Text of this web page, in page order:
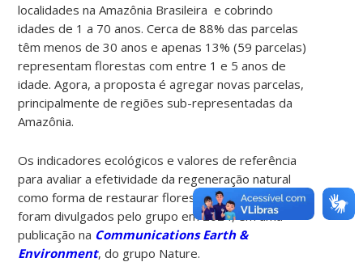
localidades na Amazônia Brasileira e cobrindo
idades de 1 a 70 anos. Cerca de 88% das parcelas
têm menos de 30 anos e apenas 13% (59 parcelas)
representam florestas com entre 1 e 5 anos de
idade. Agora, a proposta é agregar novas parcelas,
principalmente de regiões sub-representadas da
Amazônia.
Os indicadores ecológicos e valores de referência
para avaliar a efetividade da regeneração natural
como forma de restaurar florestas na Amazônia
foram divulgados pelo grupo em 2024, em uma
publicação na Communications Earth &
Environment, do grupo Nature.